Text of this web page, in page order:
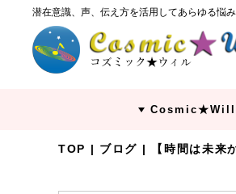
潜在意識、声、伝え方を活用してあらゆる悩
Cosmic★Will
TOP | ブログ | 【時間は未来